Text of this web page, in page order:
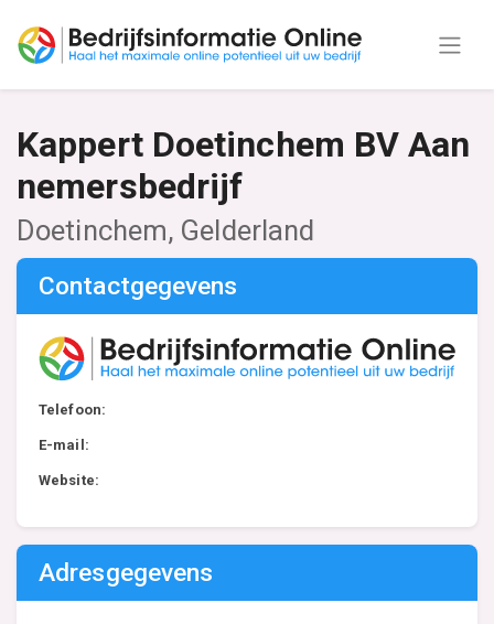
Kappert Doetinchem BV Aan
nemersbedrijf
Doetinchem, Gelderland
Contactgegevens
Telefoon:
E-mail:
Website:
Adresgegevens